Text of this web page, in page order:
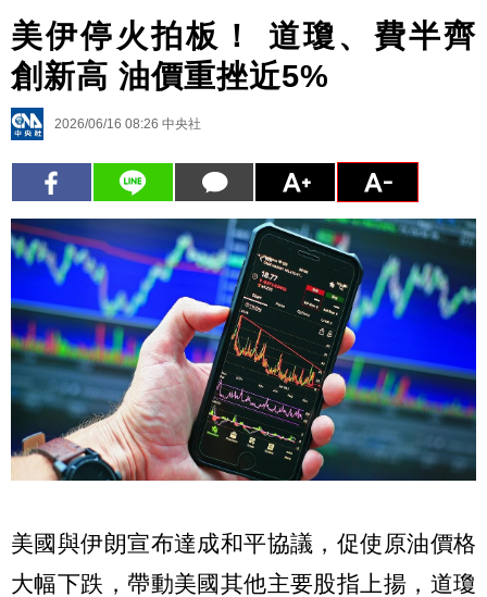
美伊停火拍板！ 道瓊、費半齊
創新高 油價重挫近5%
2026/06/16 08:26 中央社
美國與伊朗宣布達成和平協議，促使原油價格
大幅下跌，帶動美國其他主要股指上揚，道瓊